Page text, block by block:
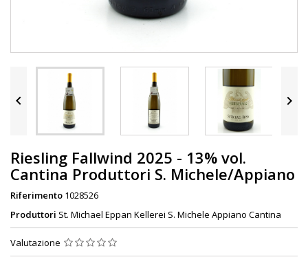
 
Riesling Fallwind 2025 - 13% vol.
Cantina Produttori S. Michele/Appiano
Riferimento 1028526
Produttori St. Michael Eppan Kellerei S. Michele Appiano Cantina
Valutazione